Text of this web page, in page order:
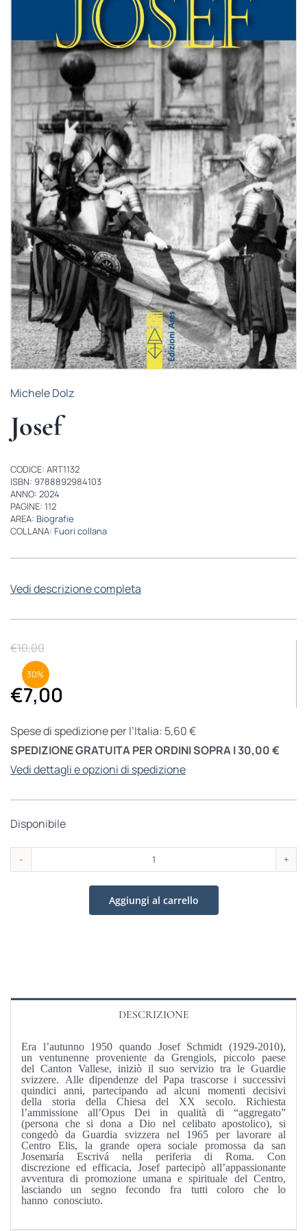
BIOGRAFIE
ATTUALITÀ
Michele Dolz
Josef
CODICE: ART1132
ISBN: 9788892984103
ANNO: 2024
PAGINE: 112
AREA: Biografie
COLLANA: Fuori collana
Vedi descrizione completa
€10,00
€7,00
30%
Spese di spedizione per l’Italia: 5,60 €
SPEDIZIONE GRATUITA PER ORDINI SOPRA I 30,00 €
Vedi dettagli e opzioni di spedizione
Disponibile
Josef
quantità
Aggiungi al carrello
DESCRIZIONE
Era l’autunno 1950 quando Josef Schmidt (1929-2010),
un ventunenne proveniente da Grengiols, piccolo paese
del Canton Vallese, iniziò il suo servizio tra le Guardie
svizzere. Alle dipendenze del Papa trascorse i successivi
quindici anni, partecipando ad alcuni momenti decisivi
della storia della Chiesa del XX secolo. Richiesta
l’ammissione all’Opus Dei in qualità di “aggregato”
(persona che si dona a Dio nel celibato apostolico), si
congedò da Guardia svizzera nel 1965 per lavorare al
Centro Elis, la grande opera sociale promossa da san
Josemaría Escrivá nella periferia di Roma. Con
discrezione ed efficacia, Josef partecipò all’appassionante
avventura di promozione umana e spirituale del Centro,
lasciando un segno fecondo fra tutti coloro che lo
hanno conosciuto.